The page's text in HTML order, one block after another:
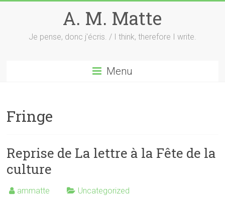
A. M. Matte
Je pense, donc j'écris. / I think, therefore I write.
Menu
Fringe
Reprise de La lettre à la Fête de la
culture
ammatte Uncategorized